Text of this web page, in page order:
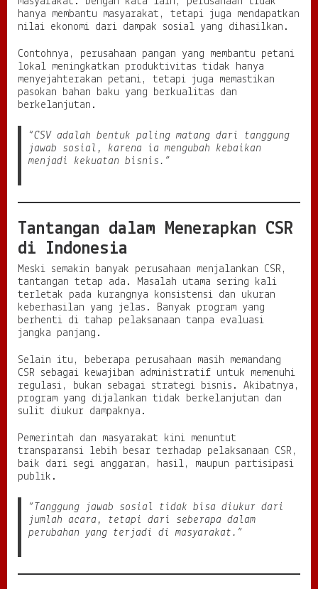
hanya membantu masyarakat, tetapi juga mendapatkan
nilai ekonomi dari dampak sosial yang dihasilkan.
Contohnya, perusahaan pangan yang membantu petani
lokal meningkatkan produktivitas tidak hanya
menyejahterakan petani, tetapi juga memastikan
pasokan bahan baku yang berkualitas dan
berkelanjutan.
“CSV adalah bentuk paling matang dari tanggung
jawab sosial, karena ia mengubah kebaikan
menjadi kekuatan bisnis.”
Tantangan dalam Menerapkan CSR
di Indonesia
Meski semakin banyak perusahaan menjalankan CSR,
tantangan tetap ada. Masalah utama sering kali
terletak pada kurangnya konsistensi dan ukuran
keberhasilan yang jelas. Banyak program yang
berhenti di tahap pelaksanaan tanpa evaluasi
jangka panjang.
Selain itu, beberapa perusahaan masih memandang
CSR sebagai kewajiban administratif untuk memenuhi
regulasi, bukan sebagai strategi bisnis. Akibatnya,
program yang dijalankan tidak berkelanjutan dan
sulit diukur dampaknya.
Pemerintah dan masyarakat kini menuntut
transparansi lebih besar terhadap pelaksanaan CSR,
baik dari segi anggaran, hasil, maupun partisipasi
publik.
“Tanggung jawab sosial tidak bisa diukur dari
jumlah acara, tetapi dari seberapa dalam
perubahan yang terjadi di masyarakat.”